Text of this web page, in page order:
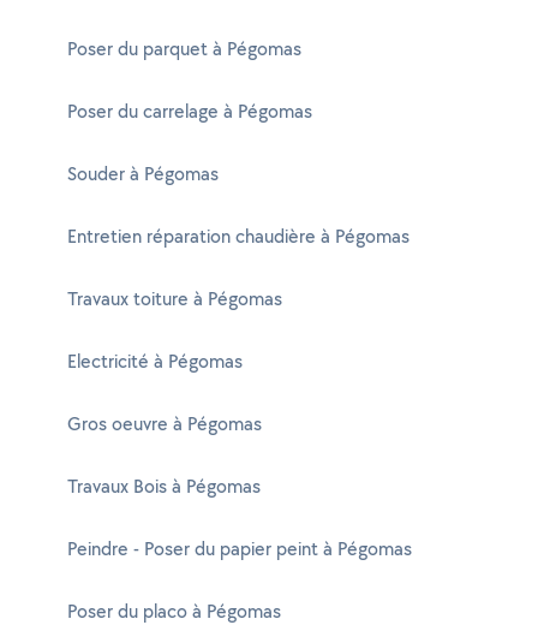
Poser du parquet à Pégomas
Poser du carrelage à Pégomas
Souder à Pégomas
Entretien réparation chaudière à Pégomas
Travaux toiture à Pégomas
Electricité à Pégomas
Gros oeuvre à Pégomas
Travaux Bois à Pégomas
Peindre - Poser du papier peint à Pégomas
Poser du placo à Pégomas